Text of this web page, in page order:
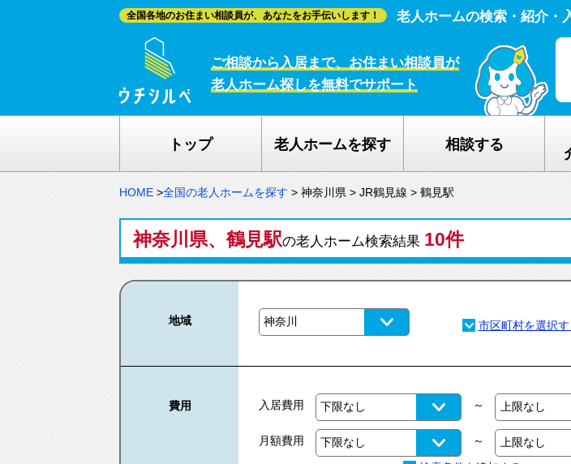
全国各地のお住まい相談員が、あなたをお手伝いします！ 老人ホームの検索・紹介・
ご相談から入居まで、お住まい相談員が
老人ホーム探しを無料でサポート
トップ 老人ホームを探す 相談する
在宅介護
認知症につ
生活保護
HOME >全国の老人ホームを探す > 神奈川県 > JR鶴見線 > 鶴見駅
神奈川県、鶴見駅の老人ホーム検索結果 10件
地域
費用 入居費用 ～
月額費用 ～